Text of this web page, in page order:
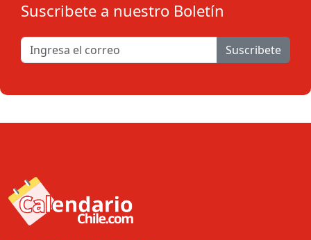
Suscribete a nuestro Boletín
Suscribete